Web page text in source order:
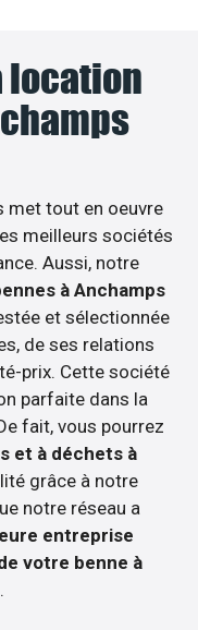
location
met tout en oeuvre
meilleurs sociétés
Aussi, notre
à Anchamps
et sélectionnée
de ses relations
prix. Cette société
parfaite dans la
fait, vous pourrez
et à déchets à
grâce à notre
notre réseau a
entreprise
votre benne à
.